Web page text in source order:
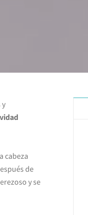
y
cabeza
de
y se